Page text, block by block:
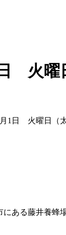
火曜
月1日 火曜日（太
ある藤井養蜂